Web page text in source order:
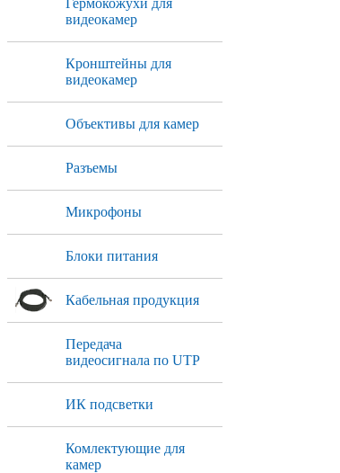
Гермокожухи для
видеокамер
Кронштейны для
видеокамер
Объективы для камер
Разъемы
Микрофоны
Блоки питания
Кабельная продукция
Передача
видеосигнала по UTP
ИК подсветки
Комлектующие для
камер